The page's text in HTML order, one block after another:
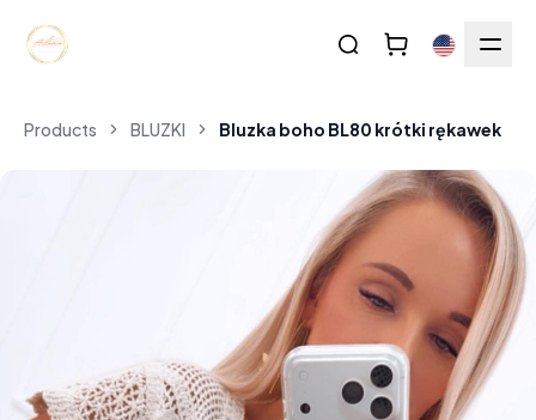
Products BLUZKI Bluzka boho BL80 krótki rękawek